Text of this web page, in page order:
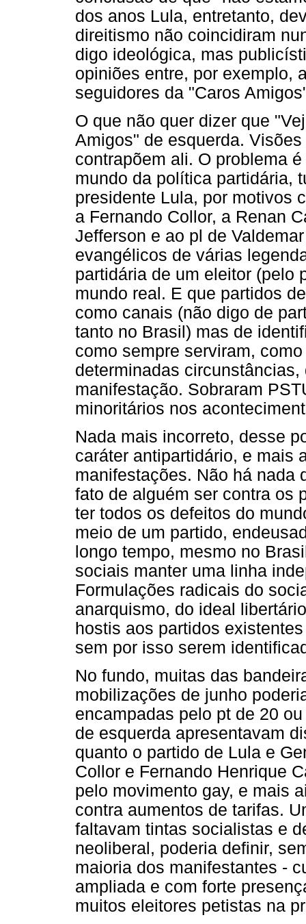
dos anos Lula, entretanto,
direitismo não coincidiram
digo ideológica, mas
opiniões entre, por exemplo,
seguidores da "Caros
O que não quer dizer que
Amigos" de esquerda.
contrapõem ali. O problema
mundo da política partidária,
presidente Lula, por motivos
a Fernando Collor, a Renan
Jefferson e ao pl de
evangélicos de várias
partidária de um eleitor (pelo
mundo real. E que partidos
como canais (não digo de
tanto no Brasil) mas de
como sempre serviram,
determinadas
manifestação. Sobraram
minoritários nos
Nada mais incorreto, desse
caráter antipartidário, e mais
manifestações. Não há nada
fato de alguém ser contra os
ter todos os defeitos do
meio de um partido,
longo tempo, mesmo no
sociais manter uma linha
Formulações radicais do
anarquismo, do ideal
hostis aos partidos
sem por isso serem
No fundo, muitas das
mobilizações de junho
encampadas pelo pt de 20
de esquerda apresentavam
quanto o partido de Lula e
Collor e Fernando Henrique
pelo movimento gay, e mais
contra aumentos de tarifas.
faltavam tintas socialistas e
neoliberal, poderia definir,
maioria dos manifestantes -
ampliada e com forte
muitos eleitores petistas na